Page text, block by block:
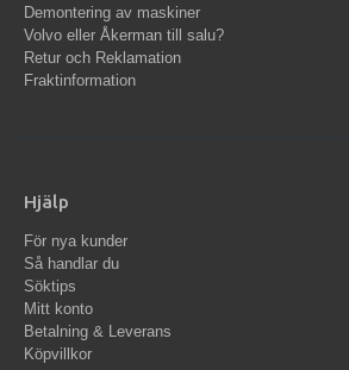
Demontering av maskiner
Volvo eller Åkerman till salu?
Retur och Reklamation
Fraktinformation
Hjälp
För nya kunder
Så handlar du
Söktips
Mitt konto
Betalning & Leverans
Köpvillkor